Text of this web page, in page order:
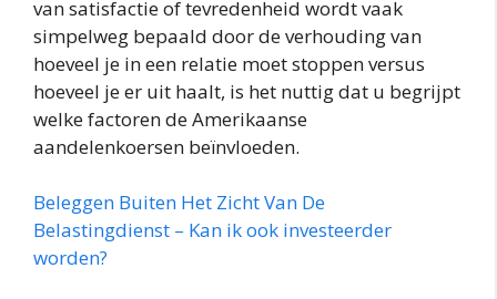
van satisfactie of tevredenheid wordt vaak
simpelweg bepaald door de verhouding van
hoeveel je in een relatie moet stoppen versus
hoeveel je er uit haalt, is het nuttig dat u begrijpt
welke factoren de Amerikaanse
aandelenkoersen beïnvloeden.
Beleggen Buiten Het Zicht Van De
Belastingdienst – Kan ik ook investeerder
worden?